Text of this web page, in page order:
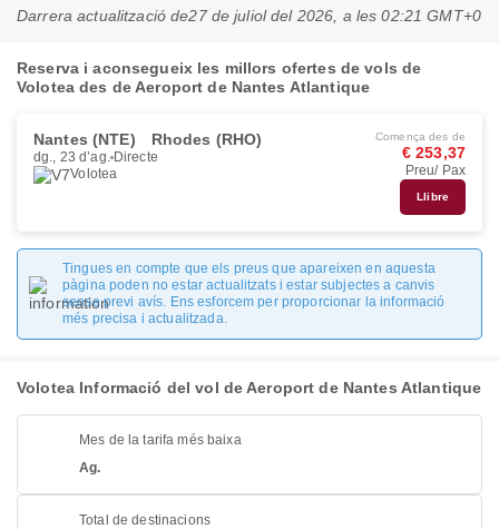
Darrera actualització de27 de juliol del 2026, a les 02:21 GMT+0
Reserva i aconsegueix les millors ofertes de vols de
Volotea des de Aeroport de Nantes Atlantique
Nantes (NTE) Rhodes (RHO)
dg., 23 d’ag. Directe
Volotea
Comença des de
€ 253,37
Preu/ Pax
Llibre
Tingues en compte que els preus que apareixen en aquesta
pàgina poden no estar actualitzats i estar subjectes a canvis
sense previ avís. Ens esforcem per proporcionar la informació
més precisa i actualitzada.
Volotea Informació del vol de Aeroport de Nantes Atlantique
Mes de la tarifa més baixa
Ag.
Total de destinacions